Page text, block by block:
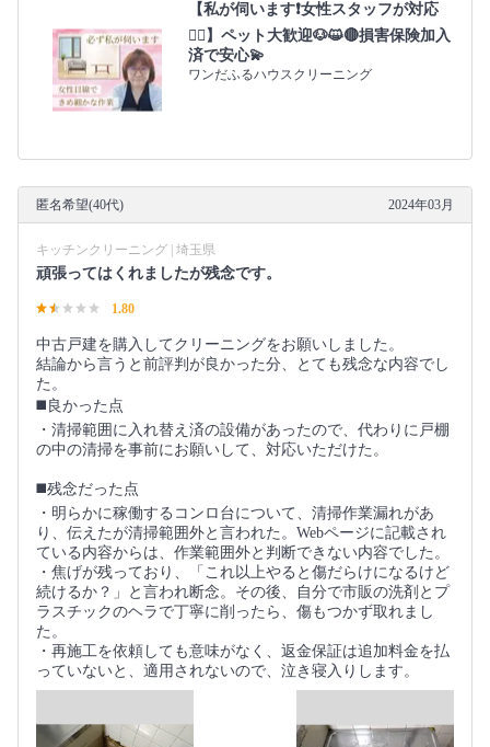
【私が伺います❗️女性スタッフが対応
🙆‍♀️】ペット大歓迎🐶😺🔴損害保険加入
済で安心💫
ワンだふるハウスクリーニング
匿名希望(40代) 2024年03月
キッチンクリーニング | 埼玉県
頑張ってはくれましたが残念です。
1.80
中古戸建を購入してクリーニングをお願いしました。
結論から言うと前評判が良かった分、とても残念な内容でし
た。
◼️良かった点
・清掃範囲に入れ替え済の設備があったので、代わりに戸棚
の中の清掃を事前にお願いして、対応いただけた。
◼️残念だった点
・明らかに稼働するコンロ台について、清掃作業漏れがあ
り、伝えたが清掃範囲外と言われた。Webページに記載され
ている内容からは、作業範囲外と判断できない内容でした。
・焦げが残っており、「これ以上やると傷だらけになるけど
続けるか？」と言われ断念。その後、自分で市販の洗剤とプ
ラスチックのヘラで丁寧に削ったら、傷もつかず取れまし
た。
・再施工を依頼しても意味がなく、返金保証は追加料金を払
っていないと、適用されないので、泣き寝入りします。